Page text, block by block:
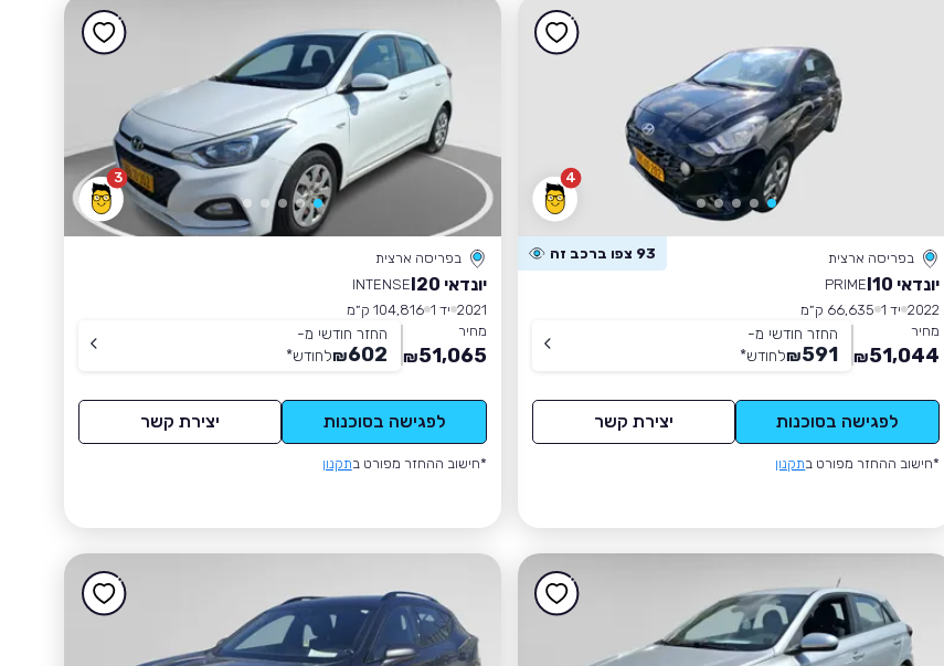
4
בפריסה ארצית 93 צפו ברכב זה
יונדאי I10
PRIME
2022 יד 1
66,635 ק״מ
מחיר
51,044
₪
החזר חודשי מ-
591
₪לחודש*
לפגישה בסוכנות יצירת קשר
*חישוב ההחזר מפורט בתקנון
3
בפריסה ארצית
יונדאי I20
INTENSE
2021 יד 1
104,816 ק״מ
מחיר
51,065
₪
החזר חודשי מ-
602
₪לחודש*
לפגישה בסוכנות יצירת קשר
*חישוב ההחזר מפורט בתקנון